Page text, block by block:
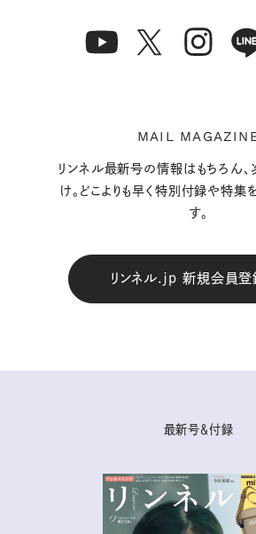
MAIL
リンネル最新号の情報はもちろん
け。どこよりも早く特別付録や特集
す。
リンネル.jp 新規会員登
最新号＆付録